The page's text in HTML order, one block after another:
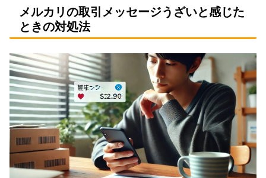
メルカリの取引メッセージうざいと感じた
ときの対処法